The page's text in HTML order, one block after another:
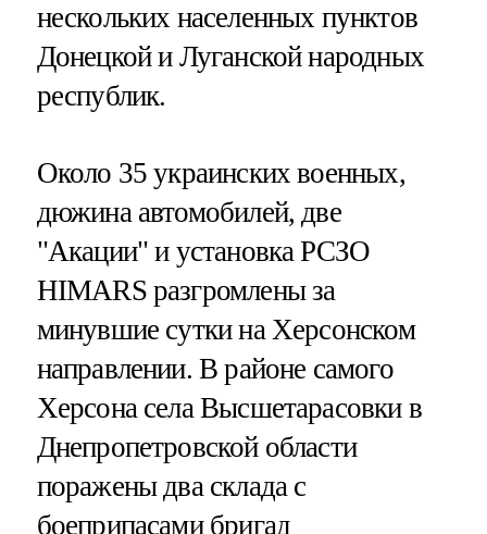
нескольких населенных пунктов
Донецкой и Луганской народных
республик.
Около 35 украинских военных,
дюжина автомобилей, две
"Акации" и установка РСЗО
HIMARS разгромлены за
минувшие сутки на Херсонском
направлении. В районе самого
Херсона села Высшетарасовки в
Днепропетровской области
поражены два склада с
боеприпасами бригад